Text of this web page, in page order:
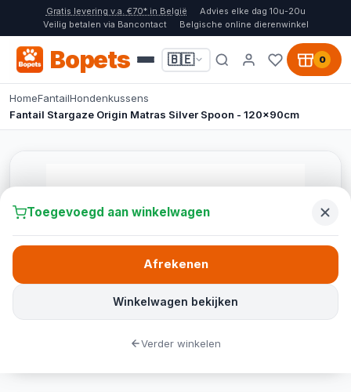
Gratis levering v.a. €70* in België
Advies elke dag 10u-20u
Veilig betalen via Bancontact
Belgische online dierenwinkel
Bopets 🇧🇪 0
HomeFantailHondenkussens
Fantail Stargaze Origin Matras Silver Spoon - 120x90cm
Toegevoegd aan winkelwagen
Winkelwagen bekijken
Afrekenen
Verder winkelen